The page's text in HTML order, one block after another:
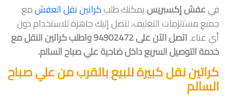
فيعفش إكسبريسيمكنك طلبكراتين نقل العفشمع
جميع مستلزمات التغليف، لتصل إليك جاهزة للاستخدام دون
أي عناء.
اتصل الآن على 94902472 واطلب كراتين النقل مع
خدمة التوصيل السريع داخل ضاحية علي صباح السالم.
كراتين نقل كبيرة للبيع بالقرب من علي صباح
السالم